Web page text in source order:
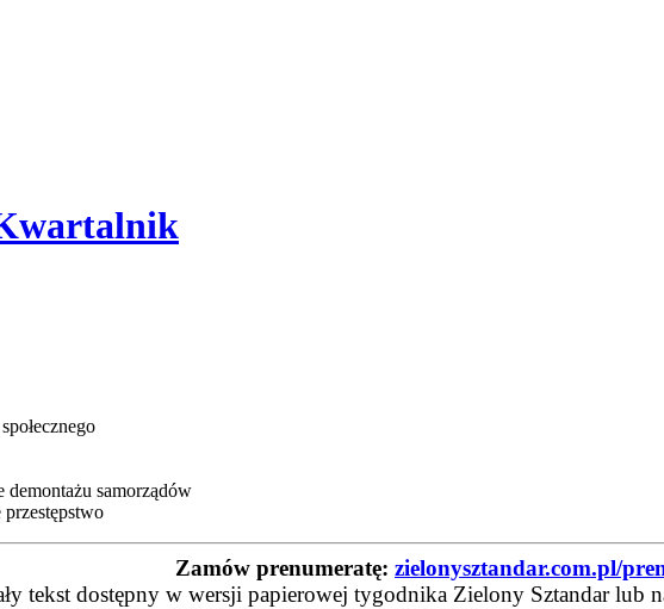
demontażu samorządów
przestępstwo
Zamów prenumeratę: zielonysztandar.com.pl/
tekst dostępny w wersji papierowej tygodnika Zielony Sztandar lub